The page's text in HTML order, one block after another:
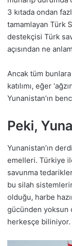
3 kıtada ondan
tamamlayan Türk
destekçisi Türk
açısından ne
Ancak tüm bunlara
katılımı, eğer
Yunanistan’ın
Peki,
Yunanistan’ın
emelleri. Türkiye
savunma
bu silah
olduğu, harbe
gücünden yoksun
herkesçe biliniyor.